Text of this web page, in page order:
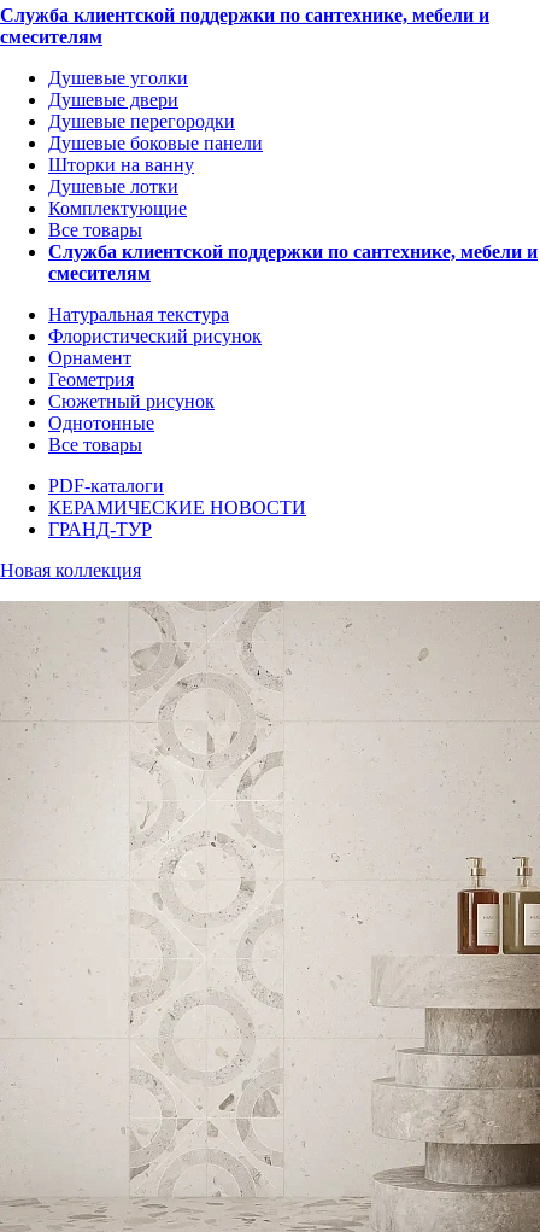
Служба клиентской поддержки по сантехнике, мебели и
смесителям
Душевые уголки
Душевые двери
Душевые перегородки
Душевые боковые панели
Шторки на ванну
Душевые лотки
Комплектующие
Все товары
Служба клиентской поддержки по сантехнике, мебели и
смесителям
Натуральная текстура
Флористический рисунок
Орнамент
Геометрия
Сюжетный рисунок
Однотонные
Все товары
PDF-каталоги
КЕРАМИЧЕСКИЕ НОВОСТИ
ГРАНД-ТУР
Новая коллекция